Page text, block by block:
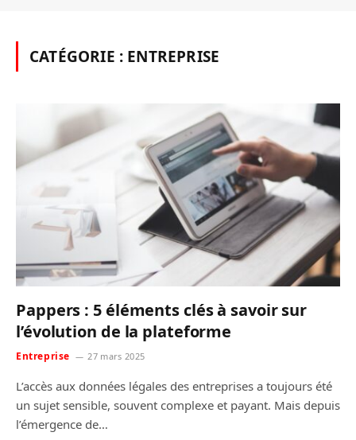
CATÉGORIE : ENTREPRISE
Pappers : 5 éléments clés à savoir sur
l’évolution de la plateforme
Entreprise 27 mars 2025
L’accès aux données légales des entreprises a toujours été
un sujet sensible, souvent complexe et payant. Mais depuis
l’émergence de…